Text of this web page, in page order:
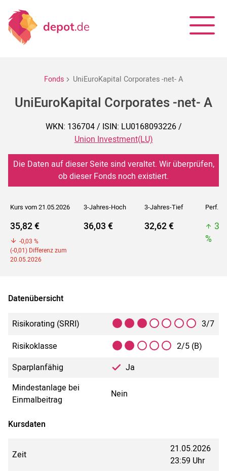
Fonds UniEuroKapital Corporates -net- A
UniEuroKapital Corporates -net- A
WKN: 136704 / ISIN: LU0168093226 /
Union Investment(LU)
Die Daten auf dieser Seite sind veraltet. Wir überprüfen,
ob dieser Fonds noch existiert.
Kurs vom 21.05.2026 3-Jahres-Hoch 3-Jahres-Tief Perf. 5J
35,82 €
-0,03 %
(-0,01) Differenz zum
20.05.2026
36,03 € 32,62 €
%
Datenübersicht
Risikorating (SRRI)
3/7
Risikoklasse
2/5 (B)
Sparplanfähig
Ja
Mindestanlage bei
Einmalbeitrag
Nein
Kursdaten
Zeit
21.05.2026
23:59 Uhr